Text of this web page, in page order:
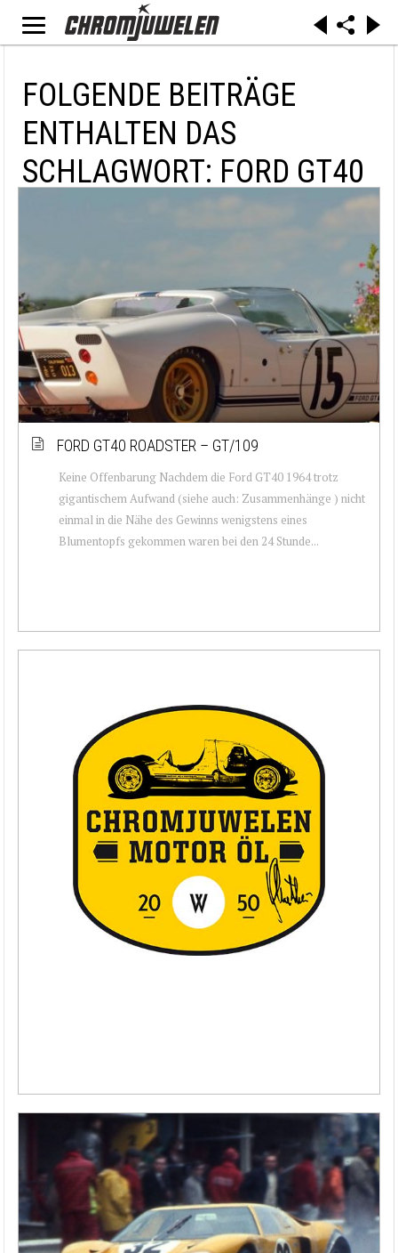
FOLGENDE BEITRÄGE
ENTHALTEN DAS
SCHLAGWORT: FORD GT40
FORD GT40 ROADSTER – GT/109
Keine Offenbarung Nachdem die Ford GT40 1964 trotz
gigantischem Aufwand (siehe auch: Zusammenhänge ) nicht
einmal in die Nähe des Gewinns wenigstens eines
Blumentopfs gekommen waren bei den 24 Stunde...